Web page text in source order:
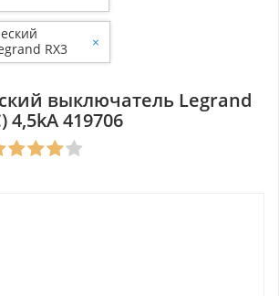
RX3
419706
×
выключатель Legrand
4,5kA 419706